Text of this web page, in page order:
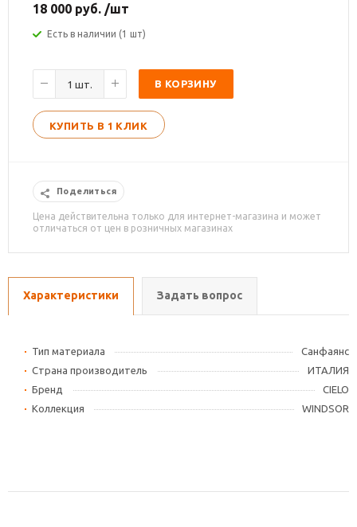
18 000 руб. /шт
Есть в наличии (1 шт)
В КОРЗИНУ
КУПИТЬ В 1 КЛИК
Поделиться
Цена действительна только для интернет-магазина и может
отличаться от цен в розничных магазинах
Характеристики Задать вопрос
Тип материала
Cанфаянс
Страна производитель
ИТАЛИЯ
Бренд
CIELO
Коллекция
WINDSOR